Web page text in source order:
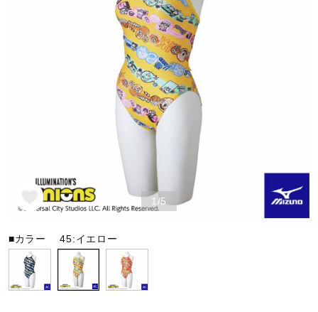
トレーニング
スイム
バレーボール
テニス／ソフトテニス
1/5
■カラー45:イエロー